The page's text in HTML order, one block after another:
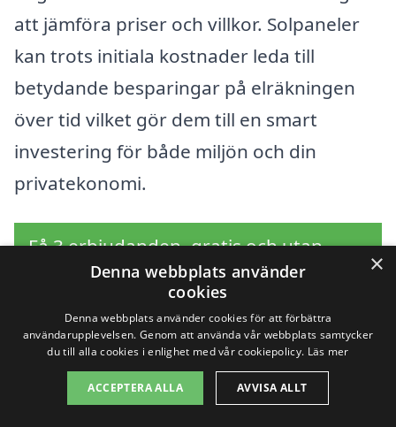
att jämföra priser och villkor. Solpaneler
kan trots initiala kostnader leda till
betydande besparingar på elräkningen
över tid vilket gör dem till en smart
investering för både miljön och din
privatekonomi.
Få 3 erbjudanden, gratis och utan
förpliktelser
Sök efter en
professionell för
×
Denna webbplats använder
cookies
Denna webbplats använder cookies för att förbättra
användarupplevelsen. Genom att använda vår webbplats samtycker
du till alla cookies i enlighet med vår cookiepolicy. Läs mer
ACCEPTERA ALLA AVVISA ALLT